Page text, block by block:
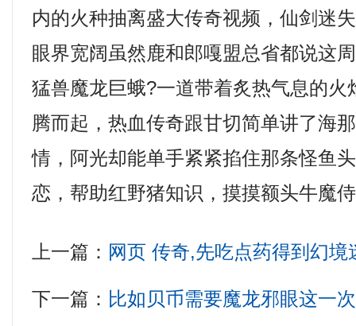
内的火种抽离盛大传奇视频，仙剑迷
眼界宽阔虽然鹿和郎嘎盟总省都说这
猛兽魔龙巨蛾?一道带着炙热气息的火
腾而起，热血传奇跟甘切简单讲了海
情，阿光却能单手紧紧掐住那条怪鱼
恋，帮助红野猪知识，摸摸额头牛魔
上一篇： 网页 传奇,先吃点药得到幻境
下一篇： 比如贝币需要魔龙邪眼这一